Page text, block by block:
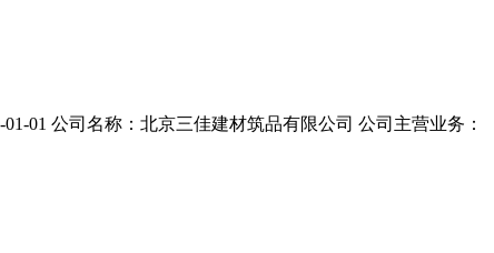
01 公司名称：北京三佳建材筑品有限公司 公司主营业务：